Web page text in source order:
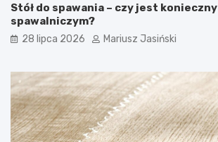
Stół do spawania – czy jest
spawalniczym?
28 lipca 2026 Mariusz Jasiński